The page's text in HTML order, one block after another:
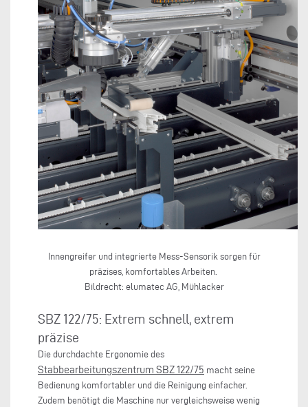
Innengreifer und integrierte Mess-Sensorik sorgen für
präzises, komfortables Arbeiten.
Bildrecht: elumatec AG, Mühlacker
SBZ 122/75: Extrem schnell, extrem
präzise
Die durchdachte Ergonomie des
Stabbearbeitungszentrum SBZ 122/75 macht seine
Bedienung komfortabler und die Reinigung einfacher.
Zudem benötigt die Maschine nur vergleichsweise wenig